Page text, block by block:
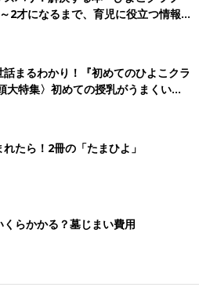
収する性能がなかったり、衝突実
が前方に放り出されたケースもある
あるとのこと。国土交通省では、
した動画をYou Tubeで公開して
際は、安すぎる場合は特に注意
んと確認することが大切です。
認証チャイルドシートにご注意！
ト5選
いいの？ とお悩みのパパ・ママの
をご紹介。「たまひよ」が毎年、
ンキング「
才になるまで、育児に役立つ情報が
まるわかり！『初めてのひよこクラ
大特集〉初めての授乳がうまくい
ミルクの基本と夏のトラブル 解決テ
たら！2冊の「たまひよ」
くらかかる？墓じまい費用